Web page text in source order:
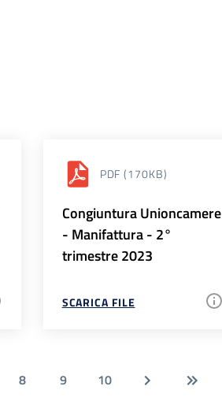
PDF (170KB)
Congiuntura Unioncamere
- Manifattura - 2°
trimestre 2023
SCARICA FILE
8 9 10